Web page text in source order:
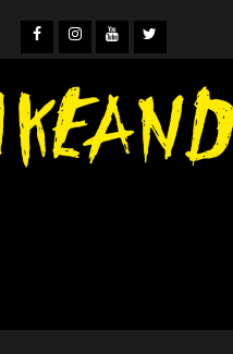
Facebook
Instagram
YouTube